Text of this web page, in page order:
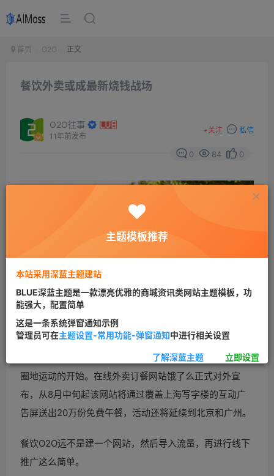
首页 O2O 正文
餐饮外卖或成最新烧钱战场
O2O往事
11年前发布
+关注 私信
0 84 0
曾几何时，还是饭店在提供外卖，如今却成了互联网巨头
圈地运动的开始。在线外卖订餐网站饿了么正式对外宣
布，从8月中旬起该网站将通过覆盖上海写字楼的互动广
告屏送出20万份免费午餐，活动还将延续到北京和广州。
餐饮O2O远不是建一个网站，然后导入流量，再进行线下
推广这么简单。
主题模板推荐
本站采用深蓝主题建站
BLUE深蓝主题是一款漂亮优雅的商城资讯类网站主题模板，功
能强大，配置简单
这是一条系统弹窗通知示例
管理员可在主题设置-常用功能-弹窗通知中进行相关设置
了解深蓝主题 立即设置